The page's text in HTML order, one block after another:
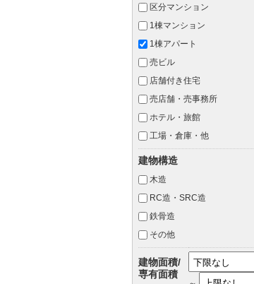
区分マンション
1棟マンション
1棟アパート
売ビル
店舗付き住宅
売店舗・売事務所
ホテル・旅館
工場・倉庫・他
建物構造
木造
RC造・SRC造
鉄骨造
その他
建物面積/
専有面積